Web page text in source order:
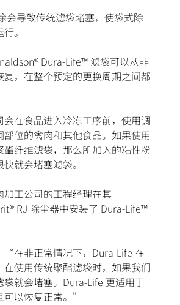
会导致传统滤袋堵塞，使袋式除
。
Dura-Life™ 滤袋可以从非
复，在整个预定的更换周期之间都
会在食品进入冷冻工序前，使用调
部位的禽肉和其他食品。如果使用
酯纤维滤袋，那么所加入的粘性粉
就会堵塞滤袋。
加工公司的工程经理在其
RJ 除尘器中安装了 Dura-Life™
“在非正常情况下，Dura-Life 在
在使用传统聚酯滤袋时，如果我们
袋就会堵塞。Dura-Life 更适用于
以恢复正常。”